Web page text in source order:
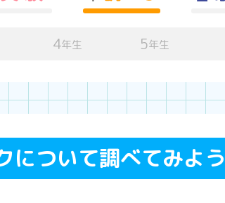
4年生 5年生
について調べてみよ